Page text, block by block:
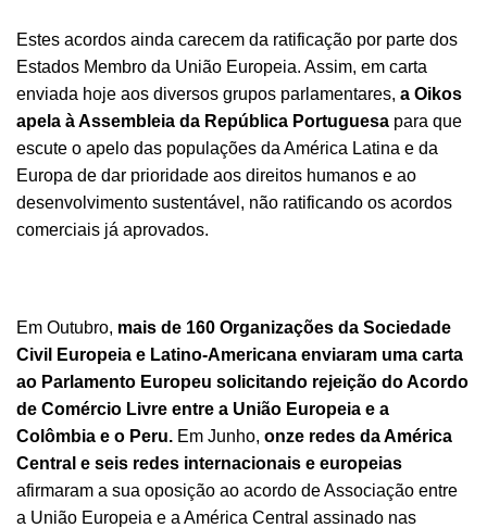
Estes acordos ainda carecem da ratificação por parte dos
Estados Membro da União Europeia. Assim, em carta
enviada hoje aos diversos grupos parlamentares, a Oikos
apela à Assembleia da República Portuguesa para que
escute o apelo das populações da América Latina e da
Europa de dar prioridade aos direitos humanos e ao
desenvolvimento sustentável, não ratificando os acordos
comerciais já aprovados.
Em Outubro, mais de 160 Organizações da Sociedade
Civil Europeia e Latino-Americana enviaram uma carta
ao Parlamento Europeu solicitando rejeição do Acordo
de Comércio Livre entre a União Europeia e a
Colômbia e o Peru. Em Junho, onze redes da América
Central e seis redes internacionais e europeias
afirmaram a sua oposição ao acordo de Associação entre
a União Europeia e a América Central assinado nas